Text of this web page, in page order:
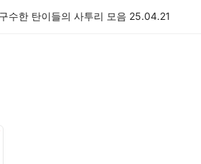
수한 탄이들의 사투리 모음 25.04.21